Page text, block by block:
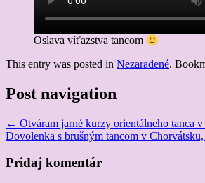
Oslava víťazstva tancom
This entry was posted in Nezaradené.
Post navigation
← Otváram jarné kurzy orientálneho tanca
Dovolenka s brušným tancom v
Pridaj komentár